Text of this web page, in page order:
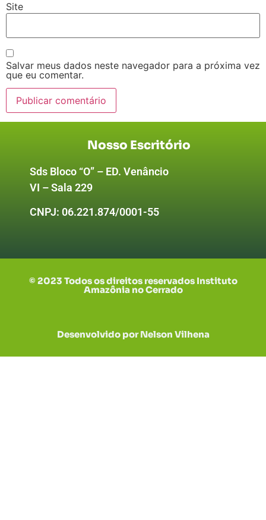
Site
Salvar meus dados neste navegador para a próxima vez
que eu comentar.
Nosso Escritório
Sds Bloco “O” – ED. Venâncio
VI – Sala 229
CNPJ: 06.221.874/0001-55
© 2023 Todos os direitos reservados Instituto
Amazônia no Cerrado
Desenvolvido por Nelson Vilhena